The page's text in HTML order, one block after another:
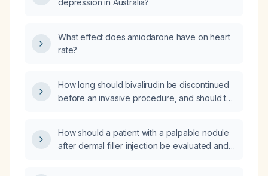
depression in Australia?
What effect does amiodarone have on heart
rate?
How long should bivalirudin be discontinued
before an invasive procedure, and should the
How should a patient with a palpable nodule
after dermal filler injection be evaluated and